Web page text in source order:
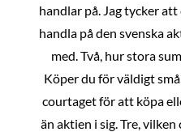
handlar på. Jag tycker
handla på den svenska
med. Två, hur stora
Köper du för väldigt
courtaget för att köpa
än aktien i sig. Tre,